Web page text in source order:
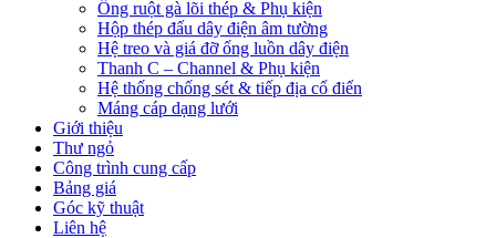
Ống ruột gà lõi thép & Phụ kiện
Hộp thép đấu dây điện âm tường
Hệ treo và giá đỡ ống luồn dây điện
Thanh C – Channel & Phụ kiện
Hệ thống chống sét & tiếp địa cổ điển
Máng cáp dạng lưới
Giới thiệu
Thư ngỏ
Công trình cung cấp
Bảng giá
Góc kỹ thuật
Liên hệ